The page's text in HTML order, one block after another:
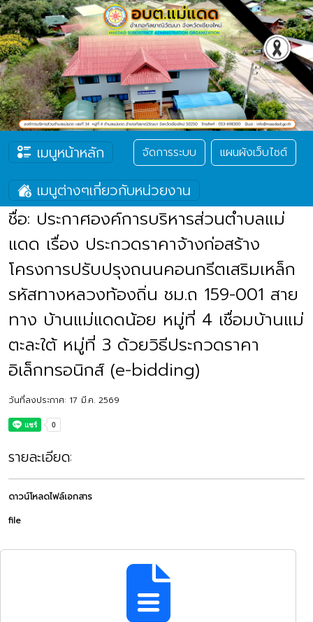
เมนูหน้าหลัก จัดการระบบ แผนผังเว็บไซต์
เมนูต่างๆเกี่ยวกับหน่วยงาน
ชื่อ: ประกาศองค์การบริหารส่วนตำบลแม่
แดด เรื่อง ประกวดราคาจ้างก่อสร้าง
โครงการปรับปรุงถนนคอนกรีตเสริมเหล็ก
รหัสทางหลวงท้องถิ่น ชม.ถ 159-001 สาย
ทาง บ้านแม่แดดน้อย หมู่ที่ 4 เชื่อมบ้านแม่
ตะละใต้ หมู่ที่ 3 ด้วยวิธีประกวดราคา
อิเล็กทรอนิกส์ (e-bidding)
วันที่ลงประกาศ: 17 มี.ค. 2569
รายละเอียด:
ดาวน์โหลดไฟล์เอกสาร
file